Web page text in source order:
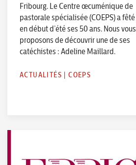
Fribourg. Le Centre œcuménique de
pastorale spécialisée (COEPS) a fêté
en début d’été ses 50 ans. Nous vous
proposons de découvrir une de ses
catéchistes : Adeline Maillard.
ACTUALITÉS |COEPS